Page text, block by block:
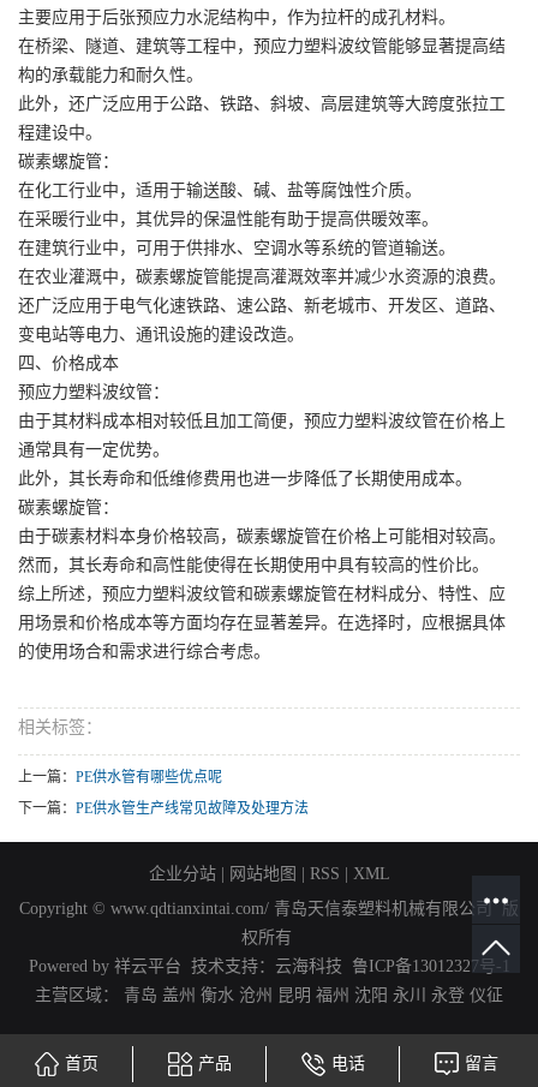
主要应用于后张预应力水泥结构中，作为拉杆的成孔材料。
在桥梁、隧道、建筑等工程中，预应力塑料波纹管能够显著提高结
构的承载能力和耐久性。
此外，还广泛应用于公路、铁路、斜坡、高层建筑等大跨度张拉工
程建设中。
碳素螺旋管：
在化工行业中，适用于输送酸、碱、盐等腐蚀性介质。
在采暖行业中，其优异的保温性能有助于提高供暖效率。
在建筑行业中，可用于供排水、空调水等系统的管道输送。
在农业灌溉中，碳素螺旋管能提高灌溉效率并减少水资源的浪费。
还广泛应用于电气化速铁路、速公路、新老城市、开发区、道路、
变电站等电力、通讯设施的建设改造。
四、价格成本
预应力塑料波纹管：
由于其材料成本相对较低且加工简便，预应力塑料波纹管在价格上
通常具有一定优势。
此外，其长寿命和低维修费用也进一步降低了长期使用成本。
碳素螺旋管：
由于碳素材料本身价格较高，碳素螺旋管在价格上可能相对较高。
然而，其长寿命和高性能使得在长期使用中具有较高的性价比。
综上所述，预应力塑料波纹管和碳素螺旋管在材料成分、特性、应
用场景和价格成本等方面均存在显著差异。在选择时，应根据具体
的使用场合和需求进行综合考虑。
相关标签：
上一篇： PE供水管有哪些优点呢
下一篇： PE供水管生产线常见故障及处理方法
企业分站| 网站地图 RSS
XML
Copyright © www.qdtianxintai.com/ 青岛天信泰塑料机械有限公司 版
权所有
Powered by 祥云平台 技术支持： 云海科技
鲁ICP备13012327号-1
主营区域： 青岛 盖州 衡水 沧州 昆明 福州 沈阳 永川 永登 仪征
首页 产品 电话 留言